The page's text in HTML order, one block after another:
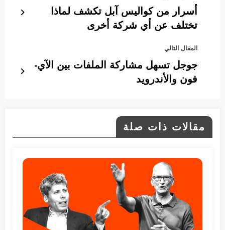
أسرار من كواليس آبل تكشف لماذا
تختلف عن أي شركة أخرى
المقال التالي
جوجل تسهل مشاركة الملفات بين الآي-
فون والأندرويد
مقالات ذات صلة